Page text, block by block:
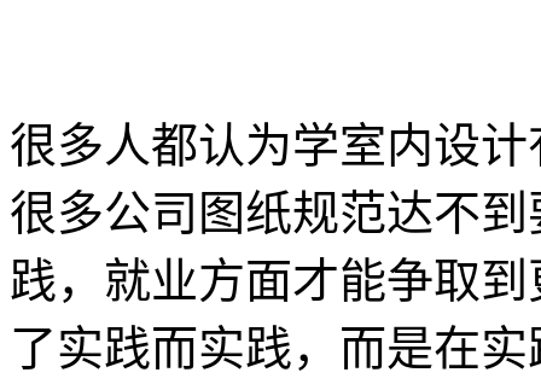
很多人都认为学室内设
很多公司图纸规范达不
践，就业方面才能争取
了实践而实践，而是在